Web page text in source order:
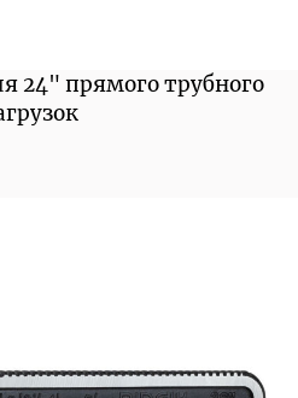
24" прямого трубного